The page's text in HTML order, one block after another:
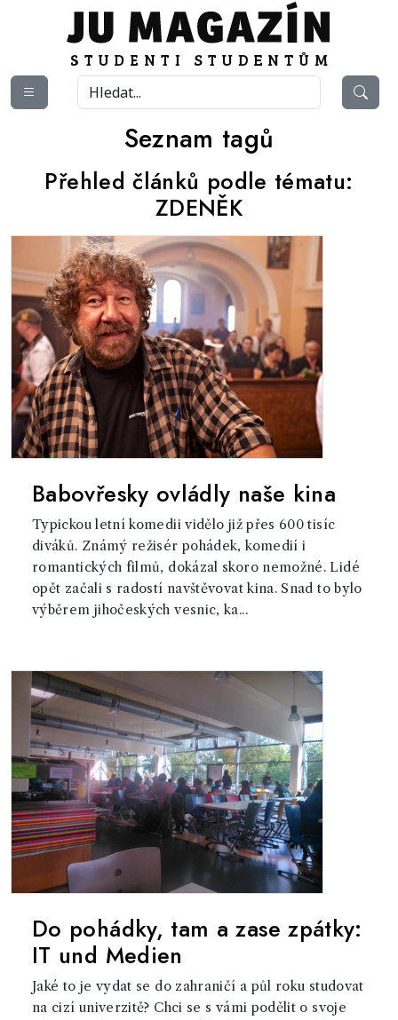
Seznam tagů
Přehled článků podle tématu:
ZDENĚK
Babovřesky ovládly naše kina
Typickou letní komedii vidělo již přes 600 tisíc
diváků. Známý režisér pohádek, komedií i
romantických filmů, dokázal skoro nemožné. Lidé
opět začali s radostí navštěvovat kina. Snad to bylo
výběrem jihočeských vesnic, ka...
Do pohádky, tam a zase zpátky:
IT und Medien
Jaké to je vydat se do zahraničí a půl roku studovat
na cizí univerzitě? Chci se s vámi podělit o svoje